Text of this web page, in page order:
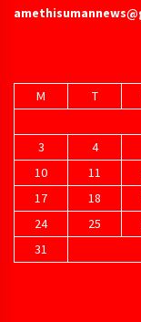
M
T
3
4
10
11
17
18
24
25
31